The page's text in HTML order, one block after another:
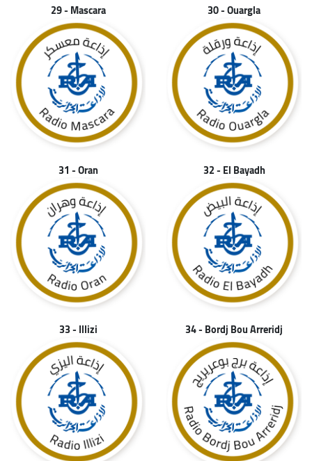
29 - Mascara 30 - Ouargla
31 - Oran 32 - El Bayadh
33 - Illizi 34 - Bordj Bou Arreridj